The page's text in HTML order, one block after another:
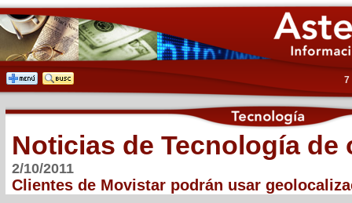
7
Noticias de Tecnología de
2/10/2011
Clientes de Movistar podrán usar